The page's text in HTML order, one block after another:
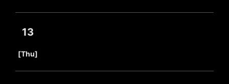
13
[Thu]